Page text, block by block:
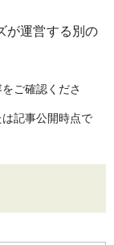
が運営する別の
ご確認くださ
記事公開時点で